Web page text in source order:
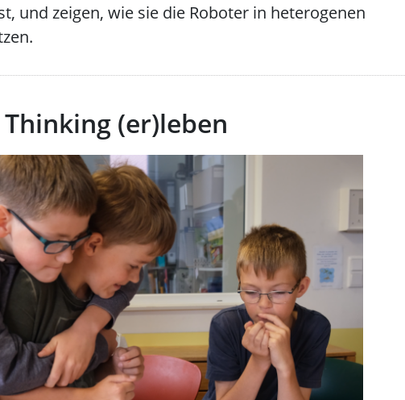
und zeigen, wie sie die Roboter in heterogenen
(er)leben